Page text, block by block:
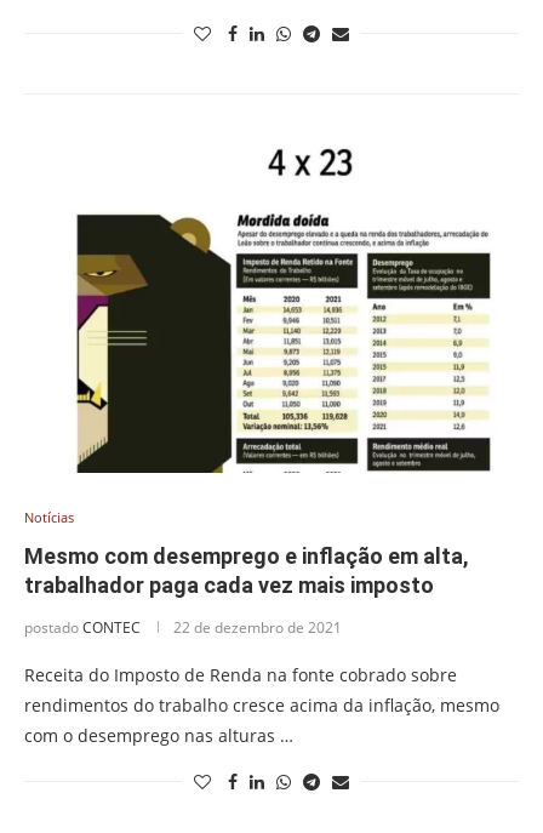
Notícias
Mesmo com desemprego e inflação em alta,
trabalhador paga cada vez mais imposto
postadoCONTEC 22 de dezembro de 2021
Receita do Imposto de Renda na fonte cobrado sobre
rendimentos do trabalho cresce acima da inflação, mesmo
com o desemprego nas alturas …